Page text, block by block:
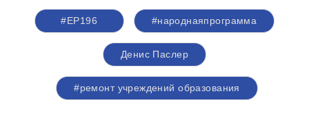
#ЕР196 #народнаяпрограмма
Денис Паслер
#ремонт учреждений образования